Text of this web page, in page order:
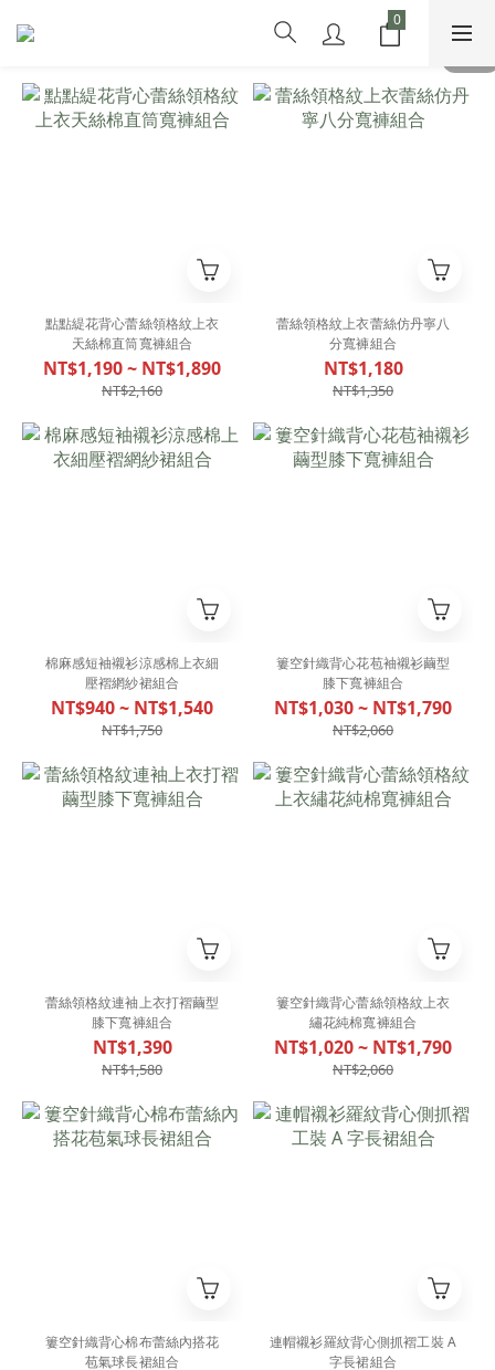
點點緹花背心蕾絲領格紋上衣
天絲棉直筒寬褲組合
NT$1,190 ~ NT$1,890
NT$2,160
蕾絲領格紋上衣蕾絲仿丹寧八
分寬褲組合
NT$1,180
NT$1,350
棉麻感短袖襯衫涼感棉上衣細
壓褶網紗裙組合
NT$940 ~ NT$1,540
NT$1,750
簍空針織背心花苞袖襯衫繭型
膝下寬褲組合
NT$1,030 ~ NT$1,790
NT$2,060
蕾絲領格紋連袖上衣打褶繭型
膝下寬褲組合
NT$1,390
NT$1,580
簍空針織背心蕾絲領格紋上衣
繡花純棉寬褲組合
NT$1,020 ~ NT$1,790
NT$2,060
簍空針織背心棉布蕾絲內搭花
苞氣球長裙組合
連帽襯衫羅紋背心側抓褶工裝 A
字長裙組合